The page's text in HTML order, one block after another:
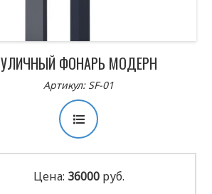
УЛИЧНЫЙ ФОНАРЬ МОДЕРН
Артикул: SF-01
Цена: 36000 руб.